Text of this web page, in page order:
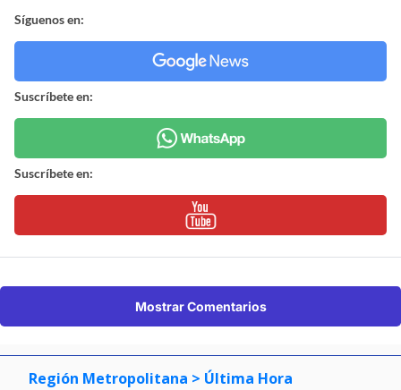
Síguenos en:
Suscríbete en:
Suscríbete en:
Mostrar Comentarios
Región Metropolitana > Última Hora